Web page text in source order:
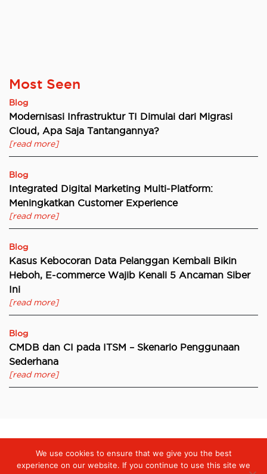
Most Seen
Blog
Modernisasi Infrastruktur TI Dimulai dari Migrasi
Cloud, Apa Saja Tantangannya?
[read more]
Blog
Integrated Digital Marketing Multi-Platform:
Meningkatkan Customer Experience
[read more]
Blog
Kasus Kebocoran Data Pelanggan Kembali Bikin
Heboh, E-commerce Wajib Kenali 5 Ancaman Siber
Ini
[read more]
Blog
CMDB dan CI pada ITSM – Skenario Penggunaan
Sederhana
[read more]
We use cookies to ensure that we give you the best
experience on our website. If you continue to use this site we
Digiserve »Investasi dalam Inovasi Teknologi Informasi adalah
Kunci Pengembangan Merek